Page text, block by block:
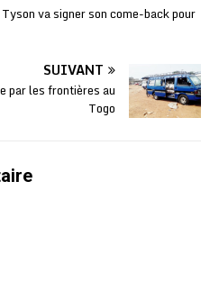
va signer son come-back pour
SUIVANT
par les frontières au
Togo